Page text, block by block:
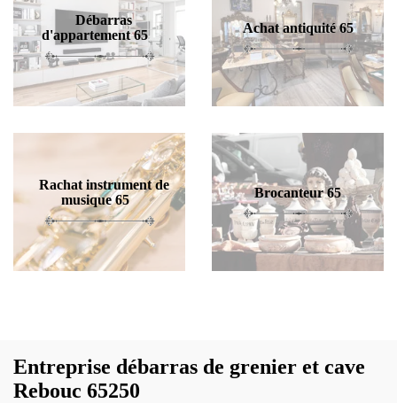
Débarras
d'appartement 65
Achat antiquité 65
Rachat instrument de
musique 65
Brocanteur 65
Entreprise débarras de grenier et cave
Rebouc 65250